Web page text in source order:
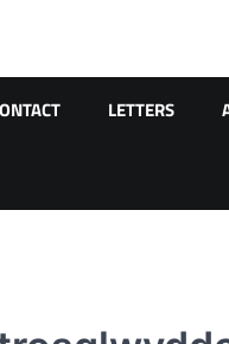
LETTERS